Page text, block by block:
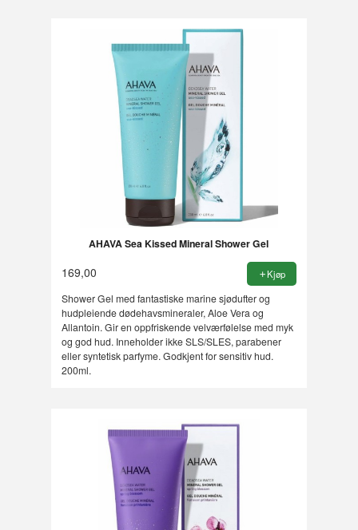
AHAVA Sea Kissed Mineral Shower Gel
169,00 Kjøp
Shower Gel med fantastiske marine sjødufter og
hudpleiende dødehavsmineraler, Aloe Vera og
Allantoin. Gir en oppfriskende velværfølelse med myk
og god hud. Inneholder ikke SLS/SLES, parabener
eller syntetisk parfyme. Godkjent for sensitiv hud.
200ml.